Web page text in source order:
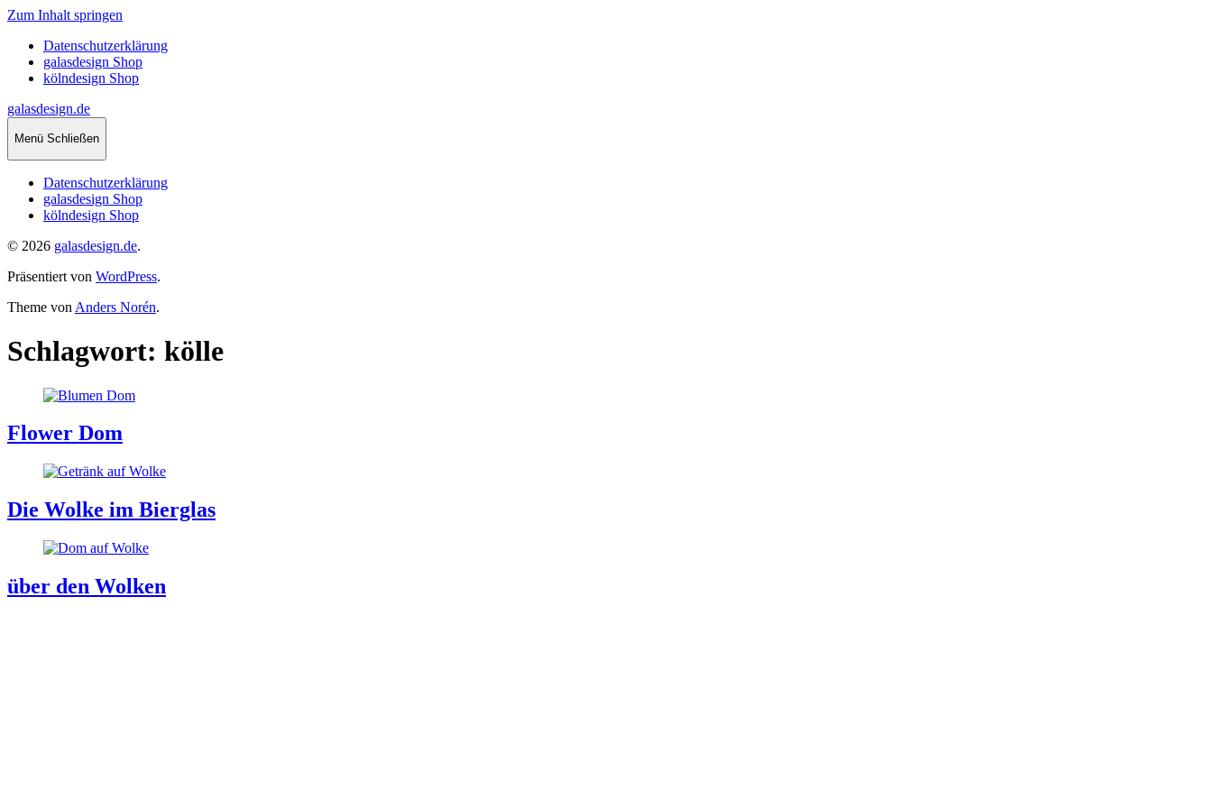
Zum Inhalt springen
Datenschutzerklärung
galasdesign Shop
kölndesign Shop
galasdesign.de
Menü Schließen
Datenschutzerklärung
galasdesign Shop
kölndesign Shop
© 2026 galasdesign.de.
Präsentiert von WordPress.
Theme von Anders Norén.
Schlagwort: kölle
Flower Dom
Die Wolke im Bierglas
über den Wolken